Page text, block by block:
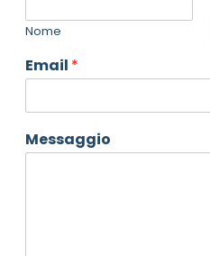
Nome
Email *
Messaggio